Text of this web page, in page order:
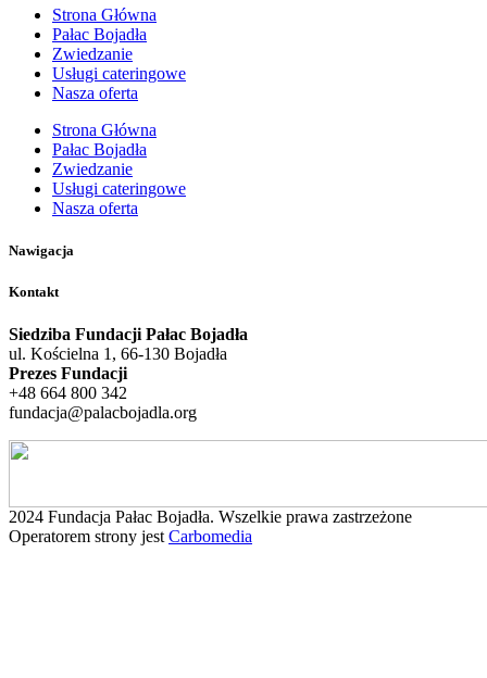
Strona Główna
Pałac Bojadła
Zwiedzanie
Usługi cateringowe
Nasza oferta
Strona Główna
Pałac Bojadła
Zwiedzanie
Usługi cateringowe
Nasza oferta
Nawigacja
Kontakt
Siedziba Fundacji Pałac Bojadła
ul. Kościelna 1, 66-130 Bojadła
Prezes Fundacji
+48 664 800 342
fundacja@palacbojadla.org
2024 Fundacja Pałac Bojadła. Wszelkie prawa zastrzeżone
Operatorem strony jest Carbomedia